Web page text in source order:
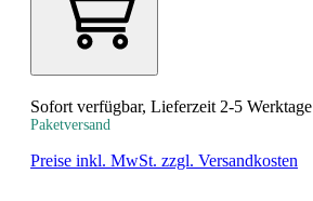
Sofort verfügbar, Lieferzeit 2-5 Werktage
Paketversand
Preise inkl. MwSt. zzgl. Versandkosten